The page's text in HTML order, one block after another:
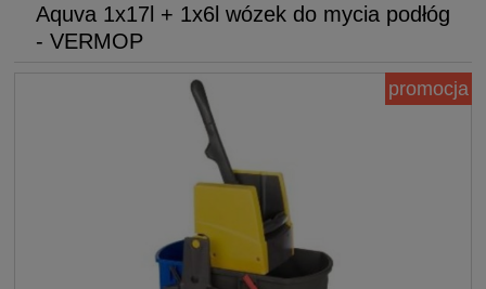
Aquva 1x17l + 1x6l wózek do mycia podłóg
- VERMOP
promocja